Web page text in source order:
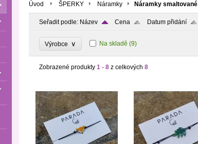
Úvod ŠPERKY Náramky Náramky smaltované
Seřadit podle: Název Cena Datum přidání
Výrobce ∨ Na skladě (9)
Zobrazené produkty 1 - 8 z celkových 8